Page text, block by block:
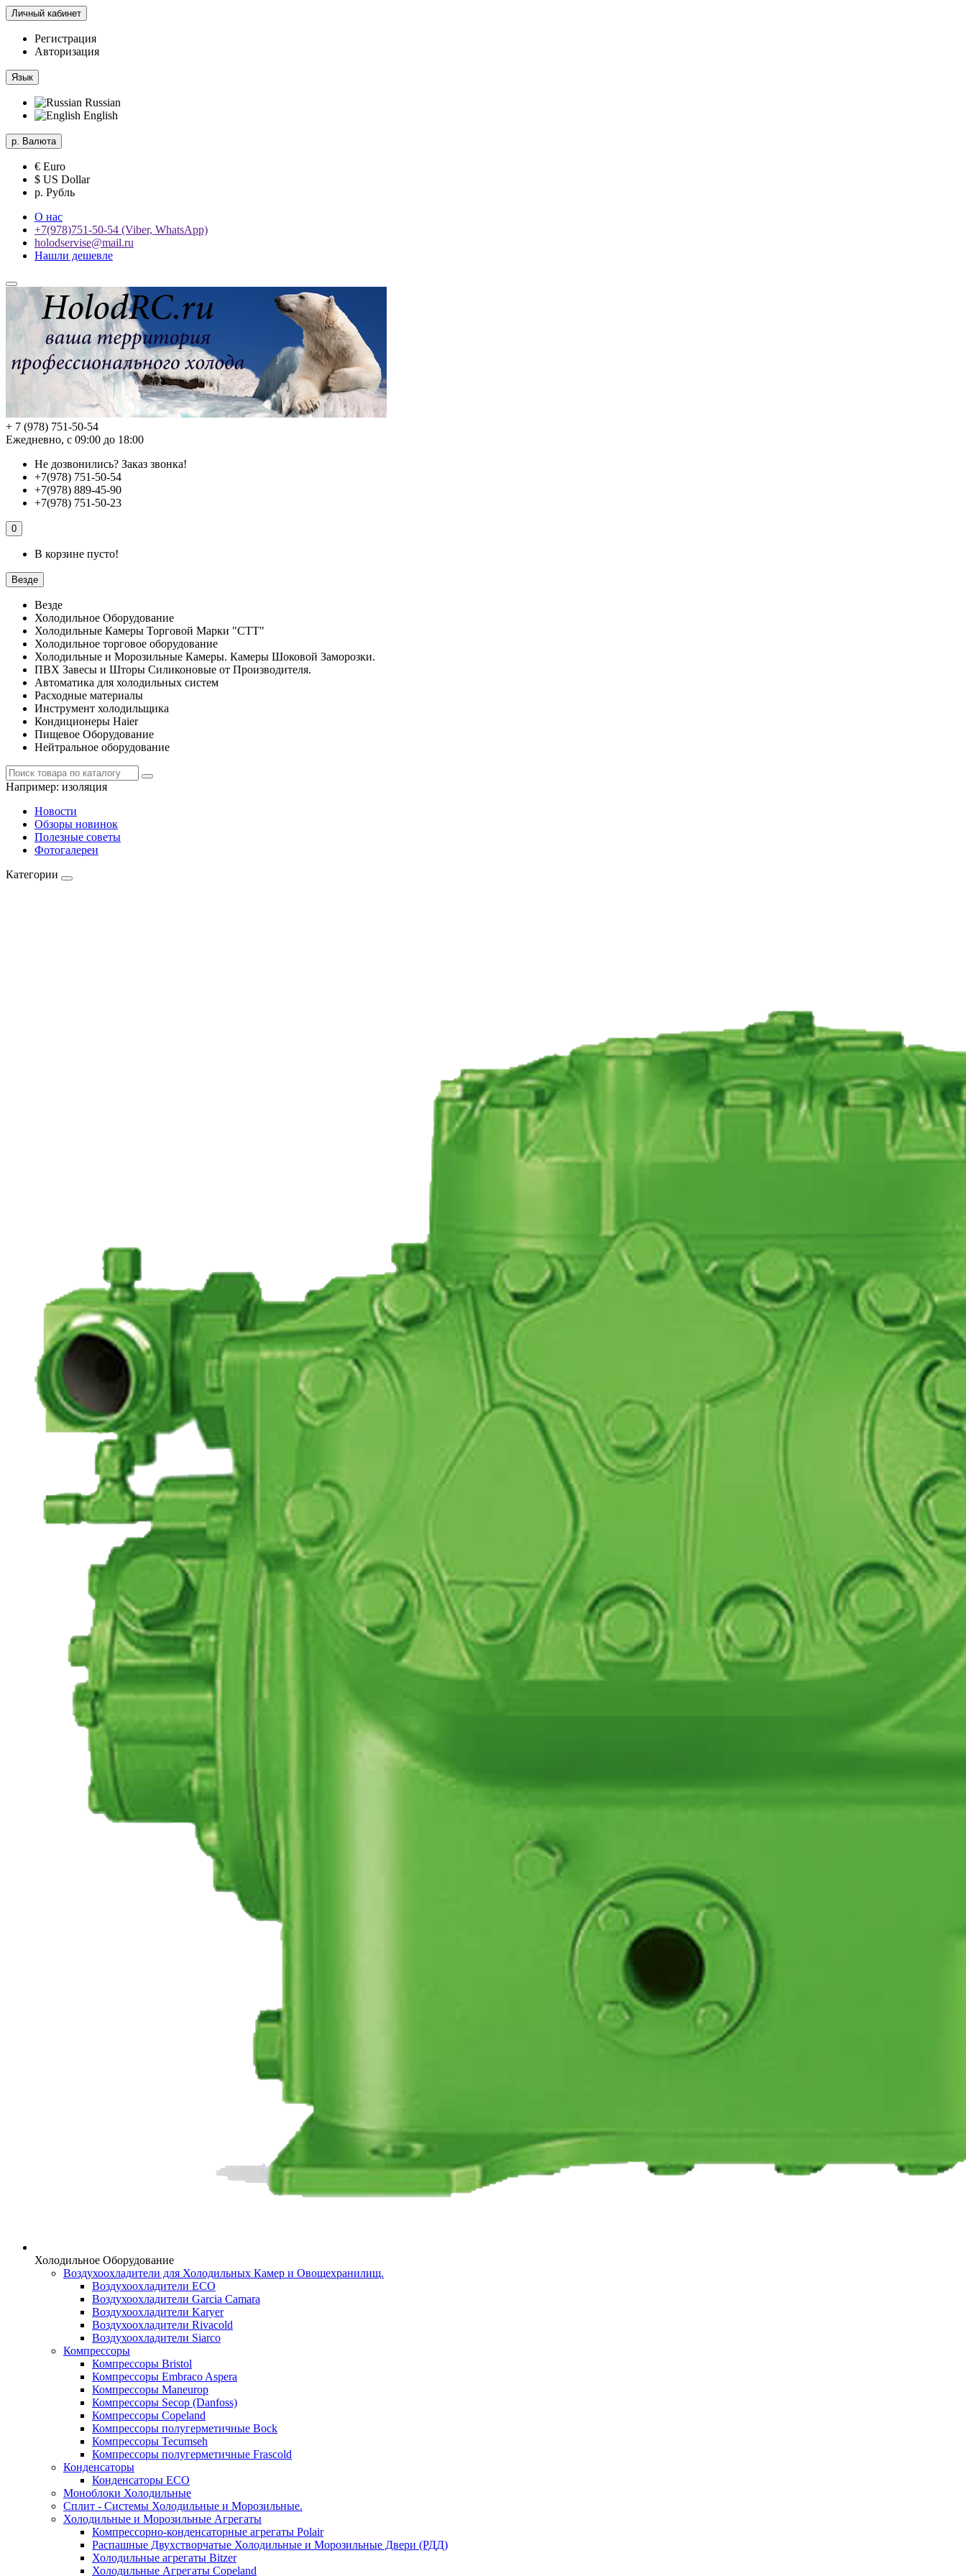
Личный кабинет
Регистрация
Авторизация
Язык
Russian
English
р. Валюта
€ Euro
$ US Dollar
р. Рубль
О нас
+7(978)751-50-54 (Viber, WhatsApp)
holodservise@mail.ru
Нашли дешевле
+ 7 (978) 751-50-54
Ежедневно, с 09:00 до 18:00
Не дозвонились? Заказ звонка!
+7(978) 751-50-54
+7(978) 889-45-90
+7(978) 751-50-23
0
В корзине пусто!
Везде
Везде
Холодильное Оборудование
Холодильные Камеры Торговой Марки "СТТ"
Холодильное торговое оборудование
Холодильные и Морозильные Камеры. Камеры Шоковой Заморозки.
ПВХ Завесы и Шторы Силиконовые от Производителя.
Автоматика для холодильных систем
Расходные материалы
Инструмент холодильщика
Кондиционеры Haier
Пищевое Оборудование
Нейтральное оборудование
Например: изоляция
Новости
Обзоры новинок
Полезные советы
Фотогалереи
Категории
Холодильное Оборудование
Воздухоохладители для Холодильных Камер и Овощехранилищ.
Воздухоохладители ECO
Воздухоохладители Garcia Camara
Воздухоохладители Karyer
Воздухоохладители Rivacold
Воздухоохладители Siarco
Компрессоры
Компрессоры Bristol
Компрессоры Embraco Aspera
Компрессоры Maneurop
Компрессоры Secop (Danfoss)
Компрессоры Copeland
Компрессоры полугерметичные Bock
Компрессоры Tecumseh
Компрессоры полугерметичные Frascold
Конденсаторы
Конденсаторы ECO
Моноблоки Холодильные
Сплит - Системы Холодильные и Морозильные.
Холодильные и Морозильные Агрегаты
Компрессорно-конденсаторные агрегаты Polair
Распашные Двухстворчатые Холодильные и Морозильные Двери (РДД)
Холодильные агрегаты Bitzer
Холодильные Агрегаты Copeland